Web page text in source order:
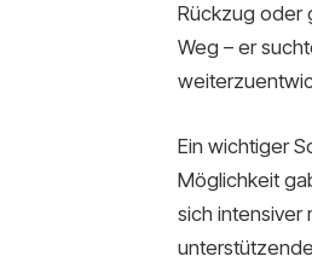
Rückzug oder
Weg – er
Ein wichtiger
Möglichkeit
sich intensiver